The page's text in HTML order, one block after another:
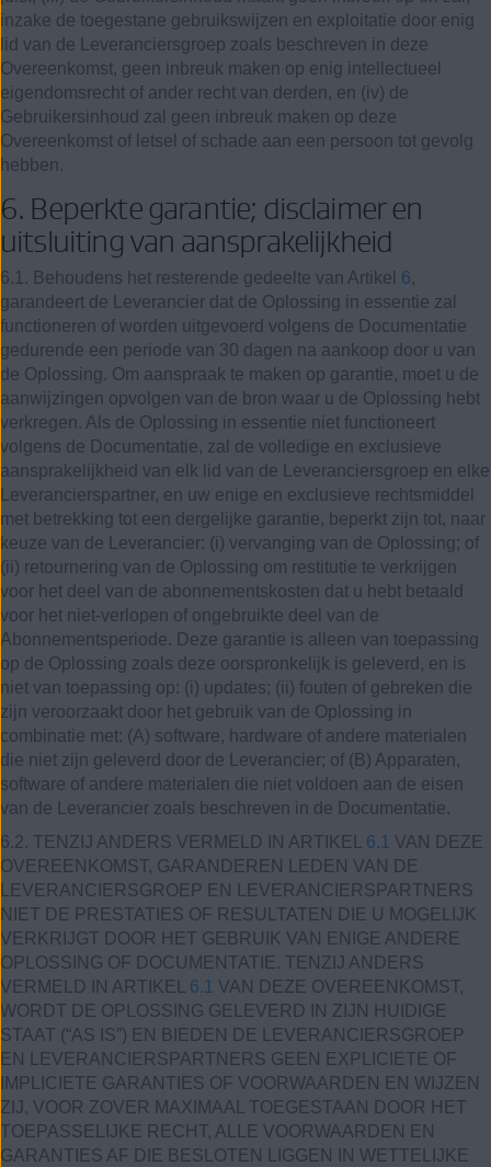
inzake de toegestane gebruikswijzen en exploitatie door enig
lid van de Leveranciersgroep zoals beschreven in deze
Overeenkomst, geen inbreuk maken op enig intellectueel
eigendomsrecht of ander recht van derden, en (iv) de
Gebruikersinhoud zal geen inbreuk maken op deze
Overeenkomst of letsel of schade aan een persoon tot gevolg
hebben.
6. Beperkte garantie; disclaimer en
uitsluiting van aansprakelijkheid
6.1. Behoudens het resterende gedeelte van Artikel 6,
garandeert de Leverancier dat de Oplossing in essentie zal
functioneren of worden uitgevoerd volgens de Documentatie
gedurende een periode van 30 dagen na aankoop door u van
de Oplossing. Om aanspraak te maken op garantie, moet u de
aanwijzingen opvolgen van de bron waar u de Oplossing hebt
verkregen. Als de Oplossing in essentie niet functioneert
volgens de Documentatie, zal de volledige en exclusieve
aansprakelijkheid van elk lid van de Leveranciersgroep en elke
Leverancierspartner, en uw enige en exclusieve rechtsmiddel
met betrekking tot een dergelijke garantie, beperkt zijn tot, naar
keuze van de Leverancier: (i) vervanging van de Oplossing; of
(ii) retournering van de Oplossing om restitutie te verkrijgen
voor het deel van de abonnementskosten dat u hebt betaald
voor het niet-verlopen of ongebruikte deel van de
Abonnementsperiode. Deze garantie is alleen van toepassing
op de Oplossing zoals deze oorspronkelijk is geleverd, en is
niet van toepassing op: (i) updates; (ii) fouten of gebreken die
zijn veroorzaakt door het gebruik van de Oplossing in
combinatie met: (A) software, hardware of andere materialen
die niet zijn geleverd door de Leverancier; of (B) Apparaten,
software of andere materialen die niet voldoen aan de eisen
van de Leverancier zoals beschreven in de Documentatie.
6.2. TENZIJ ANDERS VERMELD IN ARTIKEL 6.1 VAN DEZE
OVEREENKOMST, GARANDEREN LEDEN VAN DE
LEVERANCIERSGROEP EN LEVERANCIERSPARTNERS
NIET DE PRESTATIES OF RESULTATEN DIE U MOGELIJK
VERKRIJGT DOOR HET GEBRUIK VAN ENIGE ANDERE
OPLOSSING OF DOCUMENTATIE. TENZIJ ANDERS
VERMELD IN ARTIKEL 6.1 VAN DEZE OVEREENKOMST,
WORDT DE OPLOSSING GELEVERD IN ZIJN HUIDIGE
STAAT (“AS IS”) EN BIEDEN DE LEVERANCIERSGROEP
EN LEVERANCIERSPARTNERS GEEN EXPLICIETE OF
IMPLICIETE GARANTIES OF VOORWAARDEN EN WIJZEN
ZIJ, VOOR ZOVER MAXIMAAL TOEGESTAAN DOOR HET
TOEPASSELIJKE RECHT, ALLE VOORWAARDEN EN
GARANTIES AF DIE BESLOTEN LIGGEN IN WETTELIJKE